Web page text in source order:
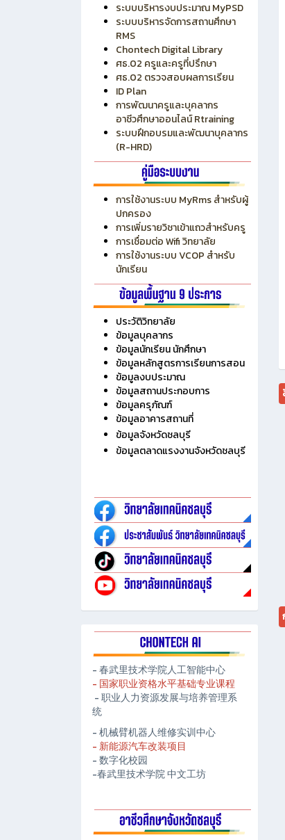
ระบบติดตามผู้สำเร็จการศึกษา
ระบบรายงานการจัดการเรียนการ
สอนออนไลน์
ระบบบริหารงบประมาณ MyPSD
ระบบบริหารจัดการสถานศึกษา
RMS
Chontech Digital Library
ศธ.02 ครูและครูที่ปรึกษา
ศธ.02 ตรวจสอบผลการเรียน
ID Plan
การพัฒนาครูและบุคลากร
อาชีวศึกษาออนไลน์ Rtraining
ระบบฝึกอบรมและพัฒนาบุคลากร
(R-HRD)
การใช้งานระบบ MyRms สำหรับผู้
ปกครอง
การเพิ่มรายวิชาเข้าแถวสำหรับครู
การเชื่อมต่อ Wifi วิทยาลัย
การใช้งานระบบ VCOP สำหรับ
นักเรียน
ประวัติวิทยาลัย
ข้อมูลบุคลากร
ข้อมูลนักเรียน นักศึกษา
ข้อมูลหลักสูตรการเรียนการสอน
ข้อมูลงบประมาณ
ข้อมูลสถานประกอบการ
ข้อมูลตลาดแรงงานจังหวัดชลบุรี
- 春武里技术学院人工智能中心
- 国家职业资格水平基础专业课程
- 职业人力资源发展与培养管理系
统
- 数字化校园
-春武里技术学院 中文工坊